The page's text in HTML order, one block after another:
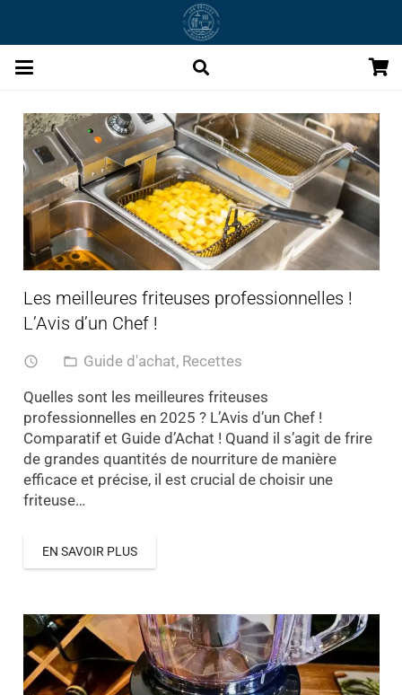
Les meilleures friteuses professionnelles !
L’Avis d’un Chef !
access_time folder_open Guide d'achat, Recettes
Quelles sont les meilleures friteuses
professionnelles en 2025 ? L’Avis d’un Chef !
Comparatif et Guide d’Achat ! Quand il s’agit de frire
de grandes quantités de nourriture de manière
efficace et précise, il est crucial de choisir une
friteuse…
EN SAVOIR PLUS